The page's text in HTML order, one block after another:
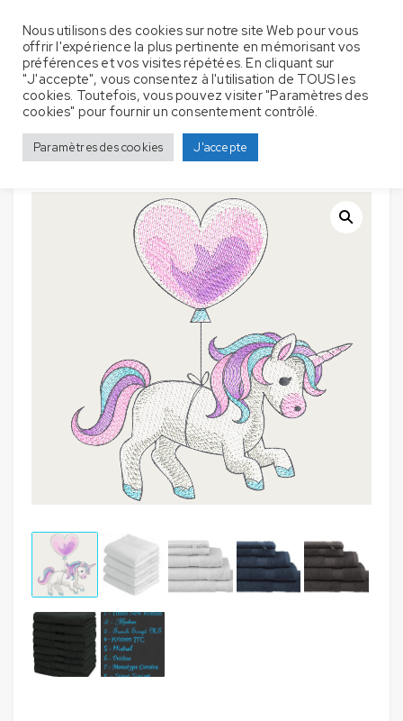
Accueil Serviette de bain
Chevaux / Licornes
Serviettes de bain avec broderie – Licorne Ballon – Rose
Nous utilisons des cookies sur notre site Web pour vous
offrir l'expérience la plus pertinente en mémorisant vos
préférences et vos visites répétées. En cliquant sur
"J'accepte", vous consentez à l'utilisation de TOUS les
cookies. Toutefois, vous pouvez visiter "Paramètres des
cookies" pour fournir un consentement contrôlé.
Paramètres des cookies J'accepte